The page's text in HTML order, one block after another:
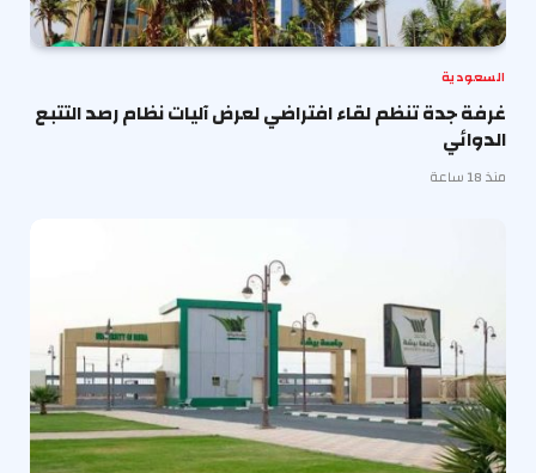
السعودية
غرفة جدة تنظم لقاء افتراضي لعرض آليات نظام رصد التتبع
الدوائي
منذ 18 ساعة